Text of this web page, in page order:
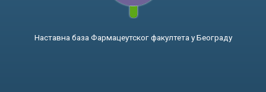
Наставна база Фармацеутског факултета у Београду